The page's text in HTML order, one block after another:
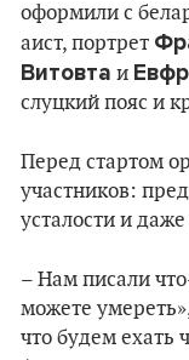
оформили с
аист, портрет
Витовта и
слуцкий пояс и
Перед стартом
участников:
усталости и
– Нам писали
можете
что будем ехать